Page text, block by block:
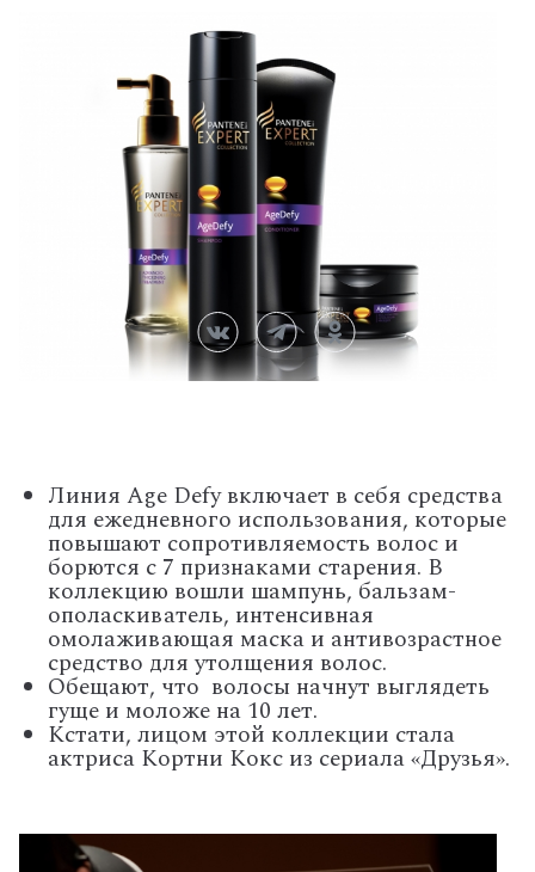
Линия Age Defy включает в себя средства
для ежедневного использования, которые
повышают сопротивляемость волос и
борются с 7 признаками старения. В
коллекцию вошли шампунь, бальзам-
ополаскиватель, интенсивная
омолаживающая маска и антивозрастное
средство для утолщения волос.
Обещают, что волосы начнут выглядеть
гуще и моложе на 10 лет.
Кстати, лицом этой коллекции стала
актриса Кортни Кокс из сериала «Друзья».